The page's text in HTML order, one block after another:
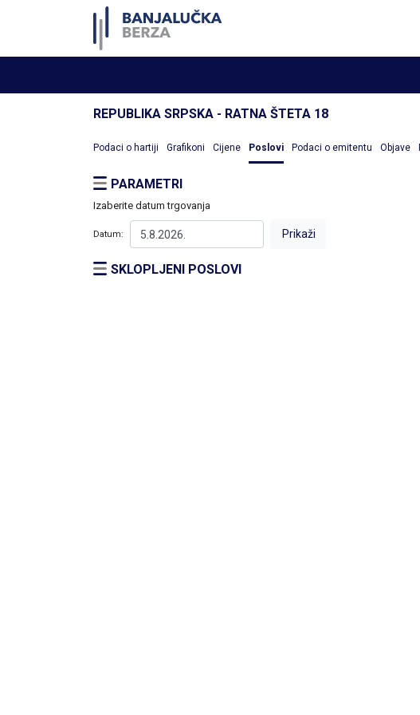
REPUBLIKA SRPSKA - RATNA ŠTETA 18
Podaci o hartiji Grafikoni Cijene Poslovi Podaci o emitentu Objave
PARAMETRI
Izaberite datum trgovanja
Datum:
SKLOPLJENI POSLOVI